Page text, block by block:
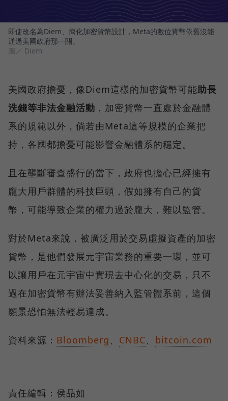
即使改名為Diem、簡化加密貨幣設計，Meta的數位貨幣依舊沒能
通過美國政府那一關。
圖／ Diem
美國政府擔憂，像Diem這樣的加密貨幣可能助長
洗錢等非法金融活動 ，加密貨幣一直處於金融體
系的規範以外，倘若由Meta這等規模的企業把
持，各國都擔憂可能影響金融體系的穩定。
且在壟斷審查盛行的當下，政府也擔心已經擁有
龐大用戶群體的科技巨頭，假如擁有自己的貨
幣，可能導致企業的權力過於龐大，難以監管。
對於Meta來說，被廣泛用於交易虛擬資產的加密
貨幣，是他們發展元宇宙業務的重要一環，並可
以讓用戶在元宇宙中實現去中心化的交易，只不
過在加密貨幣有辦法妥善納入監管體系前，這個
願景恐怕無法輕易達成。
資料來源： Bloomberg、 CNBC、 bitcoin.com
責任編輯：侯品如